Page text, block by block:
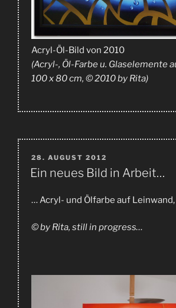
Acryl-Öl-Bild von 2010
(Acryl-, Öl-Farbe u. Glaselemente
100 x 80 cm, © 2010 by Rita)
VERÖFFENTLICHT
AM
28. AUGUST 2012
Ein neues Bild in Arbeit…
… Acryl- und Ölfarbe auf
© by Rita, still in progress…